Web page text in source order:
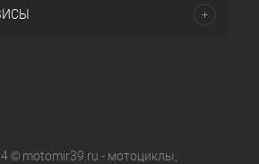
© motomir39.ru - мотоциклы,